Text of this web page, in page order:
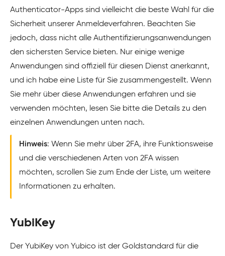
Authenticator-Apps sind vielleicht die beste Wahl für die
Sicherheit unserer Anmeldeverfahren. Beachten Sie
jedoch, dass nicht alle Authentifizierungsanwendungen
den sichersten Service bieten. Nur einige wenige
Anwendungen sind offiziell für diesen Dienst anerkannt,
und ich habe eine Liste für Sie zusammengestellt. Wenn
Sie mehr über diese Anwendungen erfahren und sie
verwenden möchten, lesen Sie bitte die Details zu den
einzelnen Anwendungen unten nach.
Hinweis: Wenn Sie mehr über 2FA, ihre Funktionsweise
und die verschiedenen Arten von 2FA wissen
möchten, scrollen Sie zum Ende der Liste, um weitere
Informationen zu erhalten.
YubiKey
Der YubiKey von Yubico ist der Goldstandard für die